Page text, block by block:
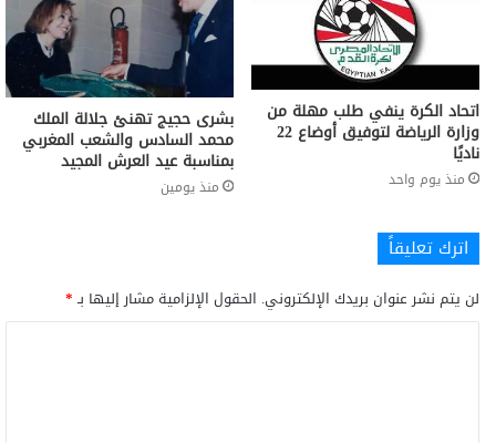
اتحاد الكرة ينفي طلب مهلة من
وزارة الرياضة لتوفيق أوضاع 22
ناديًا
منذ يوم واحد
بشرى حجيج تهنئ جلالة الملك
محمد السادس والشعب المغربي
بمناسبة عيد العرش المجيد
منذ يومين
اترك تعليقاً
لن يتم نشر عنوان بريدك الإلكتروني. الحقول الإلزامية مشار إليها بـ*